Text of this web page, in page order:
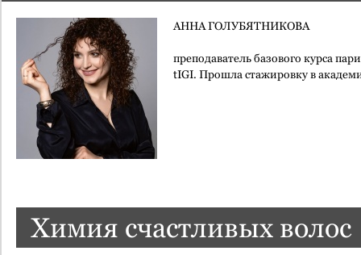
ВЫ ЗДЕСЬ
АННА ГОЛУБЯТНИКОВА
преподаватель базового курса
tIGI. Прошла стажировку в
Химия счастливых волос